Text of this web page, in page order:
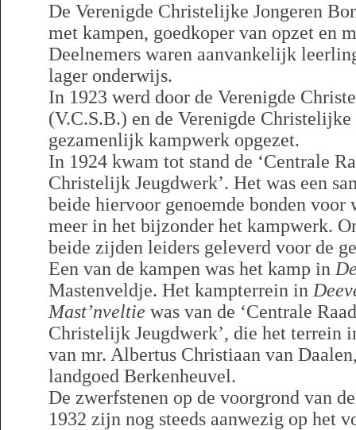
De Verenigde Christelijke Jongeren
met kampen, goedkoper van opzet en
Deelnemers waren aanvankelijk
lager onderwijs.
In 1923 werd door de Verenigde
(V.C.S.B.) en de Verenigde
gezamenlijk kampwerk opgezet.
In 1924 kwam tot stand de ‘Centrale
Christelijk Jeugdwerk’. Het was een
beide hiervoor genoemde bonden
meer in het bijzonder het kampwerk.
beide zijden leiders geleverd voor de
Een van de kampen was het kamp in
Mastenveldje. Het kampterrein in
Mast’nveltie was van de ‘Centrale
Christelijk Jeugdwerk’, die het terrein
van mr. Albertus Christiaan van
landgoed Berkenheuvel.
De zwerfstenen op de voorgrond van
1932 zijn nog steeds aanwezig op het